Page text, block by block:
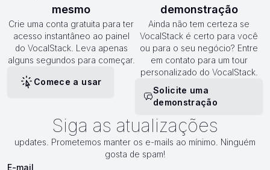
mesmo
Crie uma conta gratuita para ter
acesso instantâneo ao painel
do VocalStack. Leva apenas
alguns segundos para começar.
Comece a usar
demonstração
Ainda não tem certeza se
VocalStack é certo para você
ou para o seu negócio? Entre
em contato para um tour
personalizado do VocalStack.
Solicite uma
demonstração
E-mail
Siga as atualizações
updates. Prometemos manter os e-mails ao mínimo. Ninguém
gosta de spam!